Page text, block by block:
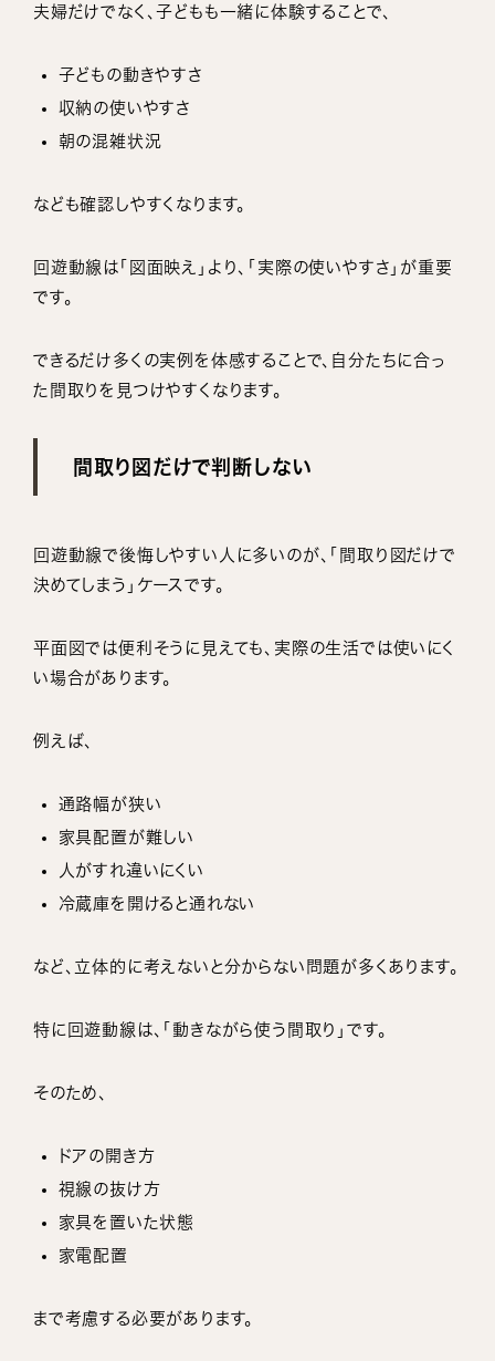
夫婦だけでなく、子どもも一緒に体験することで、
子どもの動きやすさ
収納の使いやすさ
朝の混雑状況
なども確認しやすくなります。
回遊動線は「図面映え」より、「実際の使いやすさ」が重要
です。
できるだけ多くの実例を体感することで、自分たちに合っ
た間取りを見つけやすくなります。
間取り図だけで判断しない
回遊動線で後悔しやすい人に多いのが、「間取り図だけで
決めてしまう」ケースです。
平面図では便利そうに見えても、実際の生活では使いにく
い場合があります。
例えば、
通路幅が狭い
家具配置が難しい
人がすれ違いにくい
冷蔵庫を開けると通れない
など、立体的に考えないと分からない問題が多くあります。
特に回遊動線は、「動きながら使う間取り」です。
そのため、
ドアの開き方
視線の抜け方
家具を置いた状態
家電配置
まで考慮する必要があります。